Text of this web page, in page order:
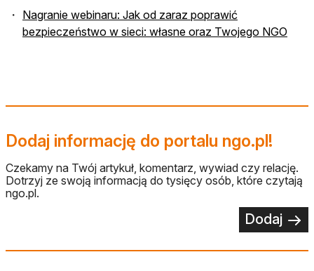
Nagranie webinaru: Jak od zaraz poprawić
bezpieczeństwo w sieci: własne oraz Twojego NGO
Dodaj informację do portalu ngo.pl!
Czekamy na Twój artykuł, komentarz, wywiad czy relację.
Dotrzyj ze swoją informacją do tysięcy osób, które czytają
ngo.pl.
Dodaj